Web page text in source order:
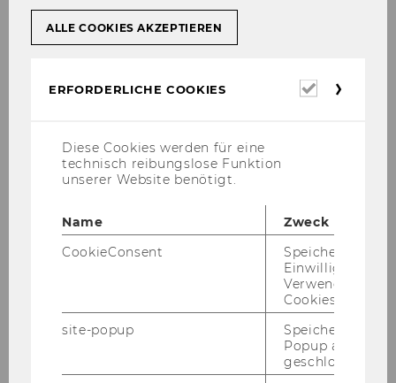
Mitglieder des Senats
Senatssitzungen
Termine Sitzungsrad
Kommissionen des Senats
Arbeitsgruppen des Senats
Redaktionsgruppe für Stellungnahmen an
das Bundesministerium für Frauen,
Wissenschaft und Forschung
ALLE COOKIES AKZEPTIEREN
ERFORDERLICHE COOKIES
Diese Cookies werden für eine
technisch reibungslose Funktion
unserer Website benötigt.
Name
Zweck
CookieConsent
Speichert Ihre
Einwilligung zur
Verwendung von
Cookies.
site-popup
Speichert ob ein
Popup
geschlossen